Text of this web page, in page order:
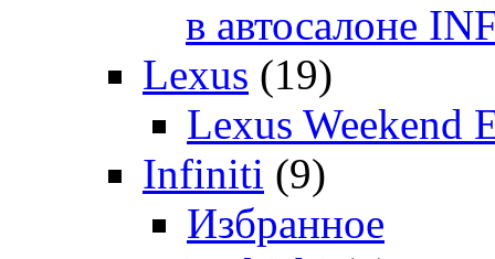
в автосалоне
Lexus (19)
Lexus Weekend
Infiniti (9)
Избранное